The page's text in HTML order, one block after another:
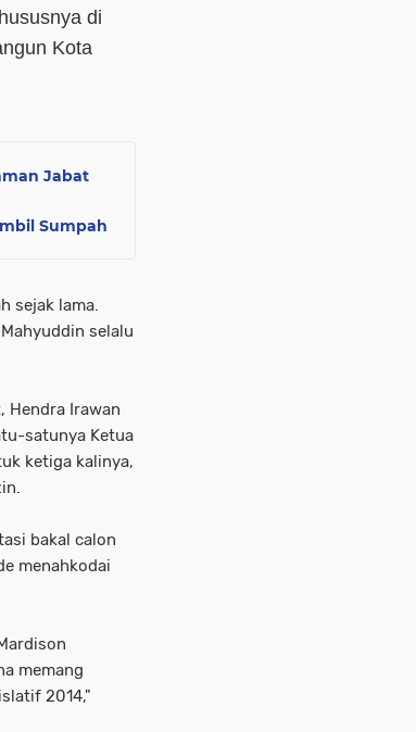
di
Kota
Jabat
Sumpah
sejak lama.
selalu
Hendra Irawan
satunya Ketua
ketiga kalinya,
bakal calon
menahkodai
memang
2014,"